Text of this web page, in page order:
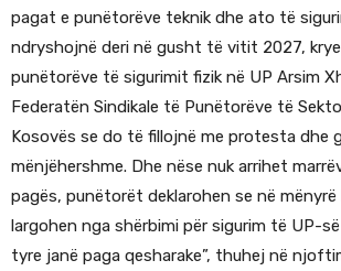
pagat e punëtorëve teknik dhe ato të
ndryshojnë deri në gusht të vitit 2027,
punëtorëve të sigurimit fizik në UP Arsim
Federatën Sindikale të Punëtorëve të
Kosovës se do të fillojnë me protesta dhe
mënjëhershme. Dhe nëse nuk arrihet
pagës, punëtorët deklarohen se në
largohen nga shërbimi për sigurim të UP-
tyre janë paga qesharake”, thuhej në